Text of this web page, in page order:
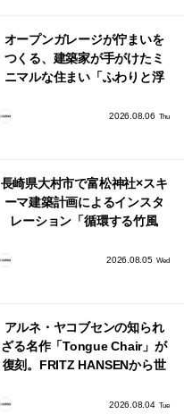
オープンガレージが佇まいを
つくる、建築家が手がけたミ
ニマルな住まい「ふわりと浮
2026.08.06 Thu
長崎県大村市で富松神社×スキ
ーマ建築計画によるインスタ
レーション「循環する竹風
2026.08.05 Wed
アルネ・ヤコブセンの知られ
ざる名作「Tongue Chair」が
復刻。FRITZ HANSENから世
2026.08.04 Tue